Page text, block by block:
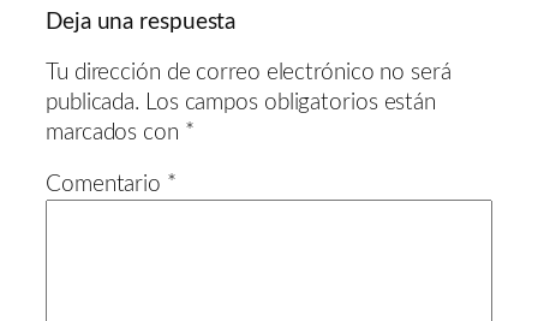
Deja una respuesta
Tu dirección de correo electrónico no será
publicada.
Los campos obligatorios están
marcados con *
Comentario *